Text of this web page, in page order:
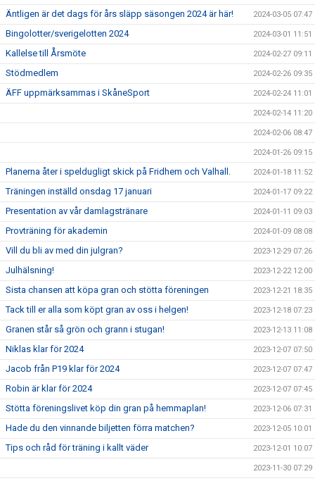
Äntligen är det dags för års släpp säsongen 2024 är här! 2024-03-05 07:47
Bingolotter/sverigelotten 2024 2024-03-01 11:51
Kallelse till Årsmöte 2024-02-27 09:11
Stödmedlem 2024-02-26 09:35
ÄFF uppmärksammas i SkåneSport 2024-02-24 11:01
2024-02-14 11:20
2024-02-06 08:47
2024-01-26 09:15
Planerna åter i speldugligt skick på Fridhem och Valhall. 2024-01-18 11:52
Träningen inställd onsdag 17 januari 2024-01-17 09:22
Presentation av vår damlagstränare 2024-01-11 09:03
Provträning för akademin 2024-01-09 08:08
Vill du bli av med din julgran? 2023-12-29 07:26
Julhälsning! 2023-12-22 12:00
Sista chansen att köpa gran och stötta föreningen 2023-12-21 18:35
Tack till er alla som köpt gran av oss i helgen! 2023-12-18 07:23
Granen står så grön och grann i stugan! 2023-12-13 11:08
Niklas klar för 2024 2023-12-07 07:50
Jacob från P19 klar för 2024 2023-12-07 07:47
Robin är klar för 2024 2023-12-07 07:45
Stötta föreningslivet köp din gran på hemmaplan! 2023-12-06 07:31
Hade du den vinnande biljetten förra matchen? 2023-12-05 10:01
Tips och råd för träning i kallt väder 2023-12-01 10:07
2023-11-30 07:29